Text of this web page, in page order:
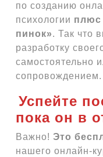
по созданию
психологии
пинок». Так что
разработку
самостоятельно
сопровождением.
Успейте
пока он в
Важно! Это
нашего онлайн-